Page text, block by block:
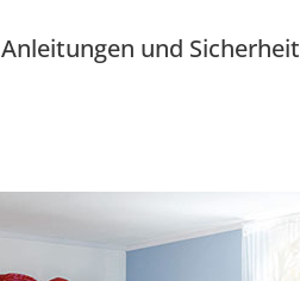
Anleitungen und Sicherheit